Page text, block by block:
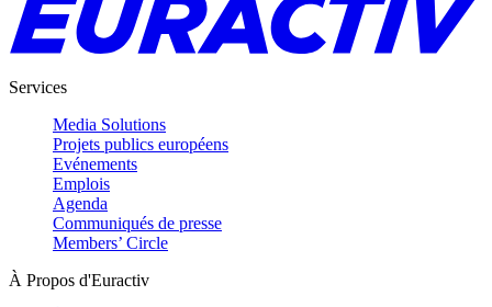
Services
Media Solutions
Projets publics européens
Evénements
Emplois
Agenda
Communiqués de presse
Members’ Circle
À Propos d'Euractiv